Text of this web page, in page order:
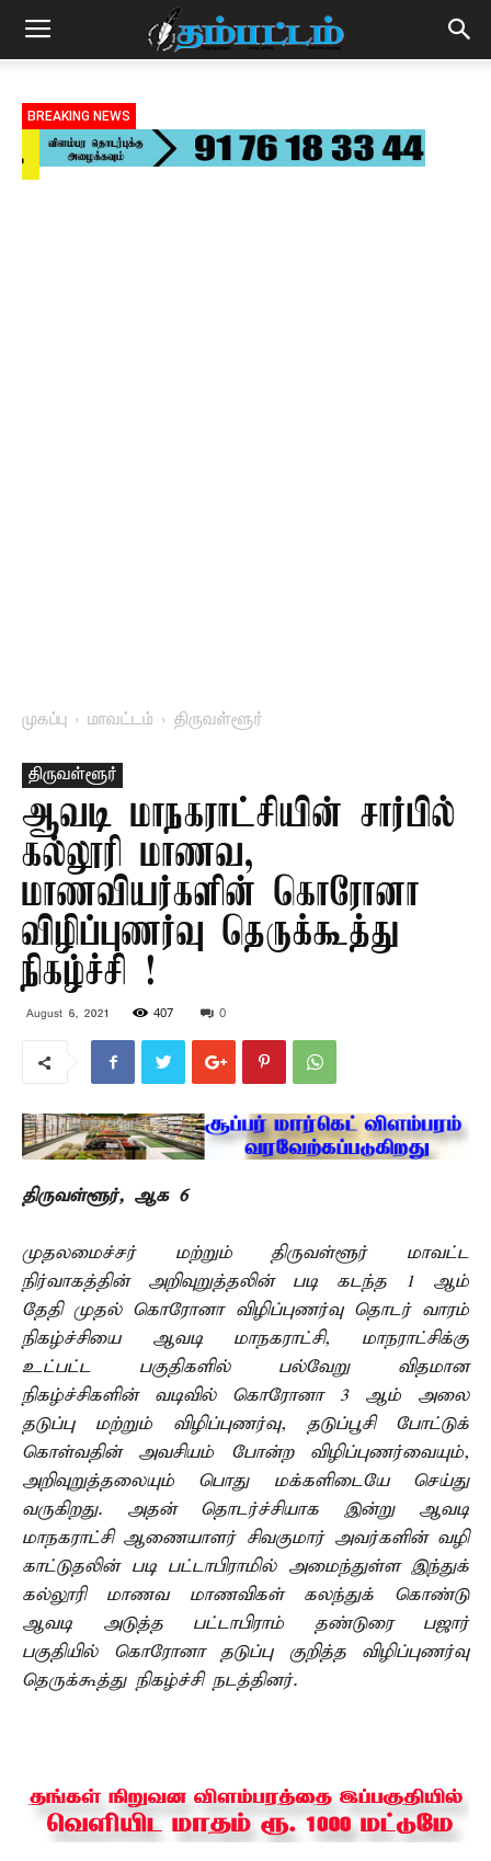
BREAKING NEWS
முகப்பு மாவட்டம் திருவள்ளூர்
திருவள்ளூர்
ஆவடி மாநகராட்சியின் சார்பில்
கல்லூரி மாணவ,
மாணவியர்களின் கொரோனா
விழிப்புணர்வு தெருக்கூத்து
நிகழ்ச்சி !
August 6, 2021 407 0
திருவள்ளூர், ஆக 6 –
முதலமைச்சர் மற்றும் திருவள்ளூர் மாவட்ட
நிர்வாகத்தின் அறிவுறுத்தலின் படி கடந்த 1 ஆம்
தேதி முதல் கொரோனா விழிப்புணர்வு தொடர் வாரம்
நிகழ்ச்சியை ஆவடி மாநகராட்சி, மாநராட்சிக்கு
உட்பட்ட பகுதிகளில் பல்வேறு விதமான
நிகழ்ச்சிகளின் வடிவில் கொரோனா 3 ஆம் அலை
தடுப்பு மற்றும் விழிப்புணர்வு, தடுப்பூசி போட்டுக்
கொள்வதின் அவசியம் போன்ற விழிப்புணர்வையும்,
அறிவுறுத்தலையும் பொது மக்களிடையே செய்து
வருகிறது. அதன் தொடர்ச்சியாக இன்று ஆவடி
மாநகராட்சி ஆணையாளர் சிவகுமார் அவர்களின் வழி
காட்டுதலின் படி பட்டாபிராமில் அமைந்துள்ள இந்துக்
கல்லூரி மாணவ மாணவிகள் கலந்துக் கொண்டு
ஆவடி அடுத்த பட்டாபிராம் தண்டுரை பஜார்
பகுதியில் கொரோனா தடுப்பு குறித்த விழிப்புணர்வு
தெருக்கூத்து நிகழ்ச்சி நடத்தினர்.